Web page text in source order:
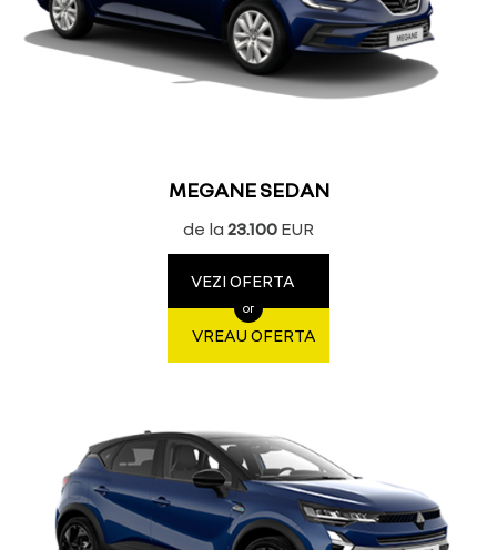
MEGANE SEDAN
de la 23.100 EUR
VEZI OFERTA
or
VREAU OFERTA